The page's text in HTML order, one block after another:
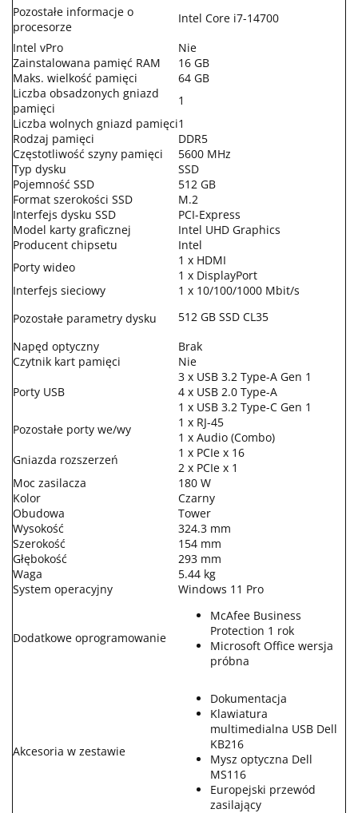
Pozostałe informacje o
procesorze
Intel Core i7-14700
Intel vPro
Nie
Zainstalowana pamięć RAM
16 GB
Maks. wielkość pamięci
64 GB
Liczba obsadzonych gniazd
pamięci
1
Liczba wolnych gniazd pamięci1
Rodzaj pamięci
DDR5
Częstotliwość szyny pamięci
5600 MHz
Typ dysku
SSD
Pojemność SSD
512 GB
Format szerokości SSD
M.2
Interfejs dysku SSD
PCI-Express
Model karty graficznej
Intel UHD Graphics
Producent chipsetu
Intel
Porty wideo
1 x HDMI
1 x DisplayPort
Interfejs sieciowy
1 x 10/100/1000 Mbit/s
Pozostałe parametry dysku
512 GB SSD CL35
Napęd optyczny
Brak
Czytnik kart pamięci
Nie
Porty USB
3 x USB 3.2 Type-A Gen 1
4 x USB 2.0 Type-A
1 x USB 3.2 Type-C Gen 1
Pozostałe porty we/wy
1 x RJ-45
1 x Audio (Combo)
Gniazda rozszerzeń
1 x PCIe x 16
2 x PCIe x 1
Moc zasilacza
180 W
Kolor
Czarny
Obudowa
Tower
Wysokość
324.3 mm
Szerokość
154 mm
Głębokość
293 mm
Waga
5.44 kg
System operacyjny
Windows 11 Pro
Dodatkowe oprogramowanie
McAfee Business
Protection 1 rok
Microsoft Office wersja
próbna
Akcesoria w zestawie
Dokumentacja
Klawiatura
multimedialna USB Dell
KB216
Mysz optyczna Dell
MS116
Europejski przewód
zasilający